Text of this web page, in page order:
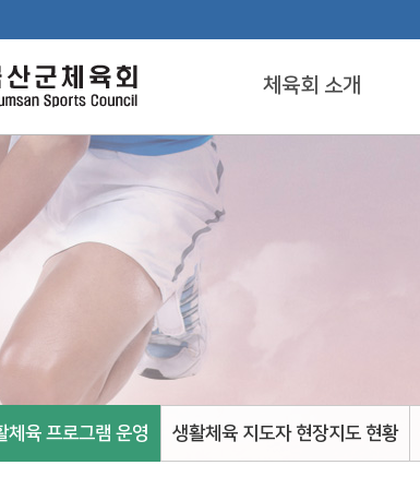
체육회 소개
체육 프로그램 운영 생활체육 지도자 현장지도 현황